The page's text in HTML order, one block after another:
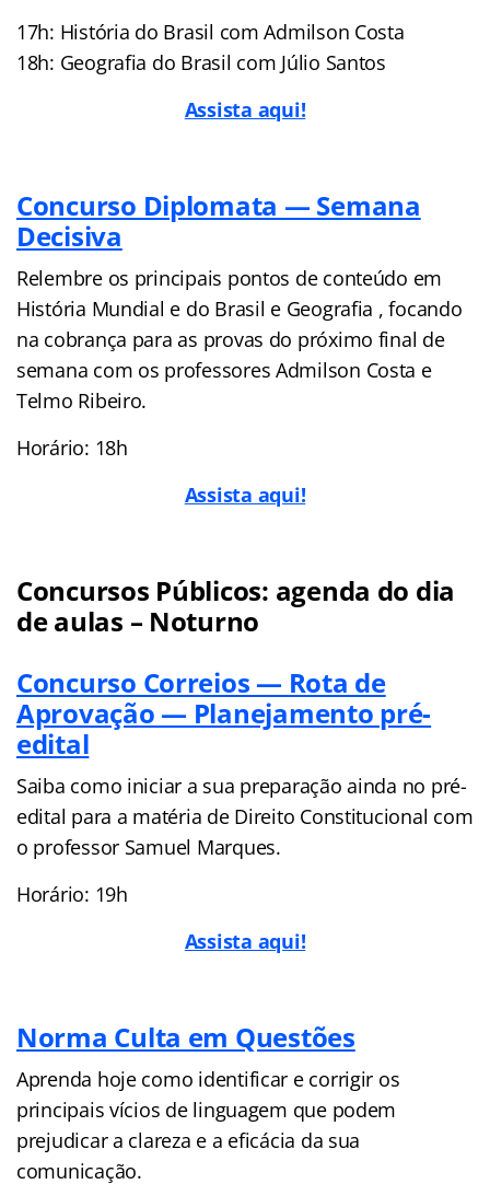
17h: História do Brasil com Admilson Costa
18h: Geografia do Brasil com Júlio Santos
Assista aqui!
Concurso Diplomata — Semana
Decisiva
Relembre os principais pontos de conteúdo em
História Mundial e do Brasil e Geografia , focando
na cobrança para as provas do próximo final de
semana com os professores Admilson Costa e
Telmo Ribeiro.
Horário: 18h
Assista aqui!
Concursos Públicos: agenda do dia
de aulas – Noturno
Concurso Correios — Rota de
Aprovação — Planejamento pré-
edital
Saiba como iniciar a sua preparação ainda no pré-
edital para a matéria de Direito Constitucional com
o professor Samuel Marques.
Horário: 19h
Assista aqui!
Norma Culta em Questões
Aprenda hoje como identificar e corrigir os
principais vícios de linguagem que podem
prejudicar a clareza e a eficácia da sua
comunicação.